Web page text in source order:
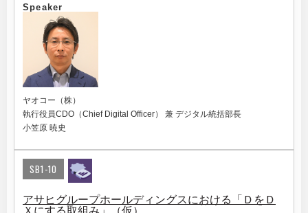
Speaker
ヤオコー（株）
執行役員CDO（Chief Digital Officer） 兼 デジタル統括部長
小笠原 暁史
SB1-10
アサヒグループホールディングスにおける「ＤをＤ
Ｘにする取組み」（仮）